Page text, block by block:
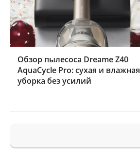
Обзор пылесоса Dreame Z40
AquaCycle Pro: сухая и влажная
уборка без усилий